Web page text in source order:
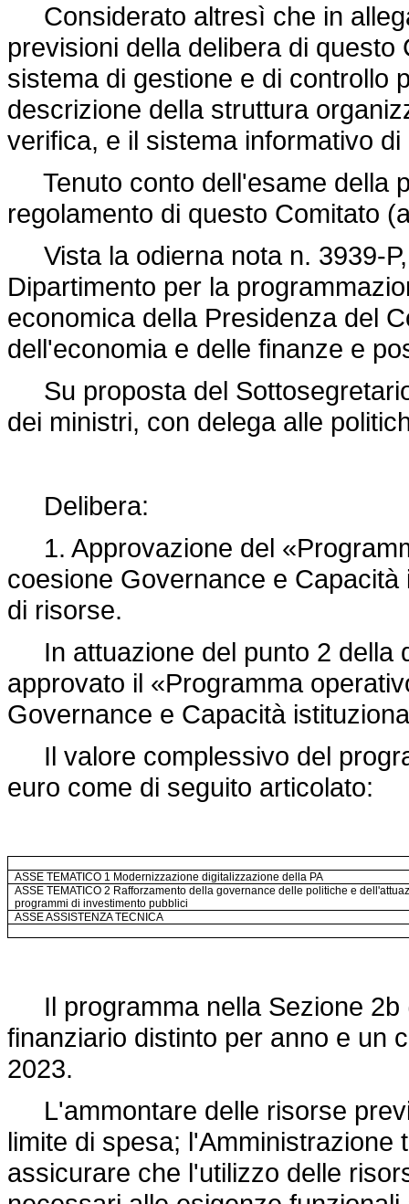
Considerato altresì che in
previsioni della delibera di questo
sistema di gestione e di controllo
descrizione della struttura
verifica, e il sistema informativo
Tenuto conto dell'esame della
regolamento di questo Comitato
Vista la odierna nota n. 3939-
Dipartimento per la
economica della Presidenza del
dell'economia e delle finanze e
Su proposta del
dei ministri, con delega alle
Delibera:
1. Approvazione del
coesione Governance e
di risorse.
In attuazione del punto 2 della
approvato il «Programma
Governance e Capacità
Il valore complessivo del
euro come di seguito articolato:
ASSE TEMATICO 1 Modernizzazione digitalizzazione della PA
ASSE TEMATICO 2 Rafforzamento della governance delle politiche e
programmi di investimento pubblici
ASSE ASSISTENZA TECNICA
Il programma nella Sezione 2b
finanziario distinto per anno e un
2023.
L'ammontare delle risorse
limite di spesa;
assicurare che l'utilizzo delle